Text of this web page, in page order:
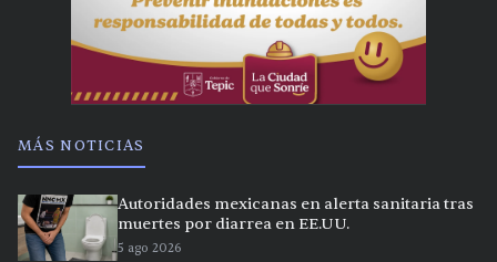
MÁS NOTICIAS
Autoridades mexicanas en alerta sanitaria tras
muertes por diarrea en EE.UU.
5 ago 2026